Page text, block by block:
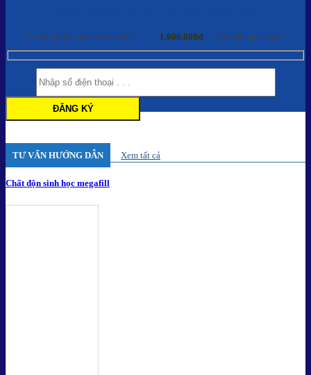
Cơ hội được giảm trừ lên đến 1.000.000đ khi đặt mua hàng !
TƯ VẤN HƯỚNG DẪN Xem tất cả
Chất độn sinh học megafill